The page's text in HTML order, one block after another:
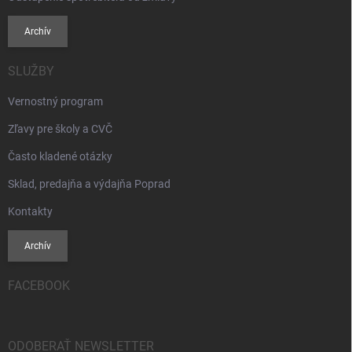
Archív
SLUŽBY
Vernostný program
Zľavy pre školy a CVČ
Často kladené otázky
Sklad, predajňa a výdajňa Poprad
Kontakty
Archív
FACEBOOK
ODOBERAŤ NEWSLETTER